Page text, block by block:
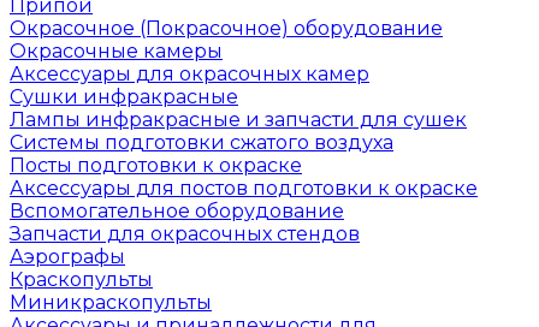
Припой
Окрасочное (Покрасочное) оборудование
Окрасочные камеры
Аксессуары для окрасочных камер
Сушки инфракрасные
Лампы инфракрасные и запчасти для сушек
Системы подготовки сжатого воздуха
Посты подготовки к окраске
Аксессуары для постов подготовки к окраске
Вспомогательное оборудование
Запчасти для окрасочных стендов
Аэрографы
Краскопульты
Миникраскопульты